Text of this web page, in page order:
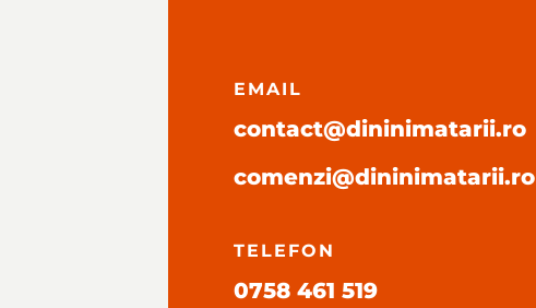
EMAIL
contact@dininimatarii.ro
comenzi@dininimatarii.ro
TELEFON
0758 461 519